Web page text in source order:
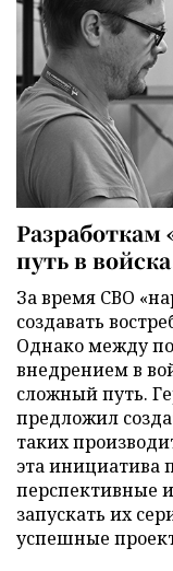
Разработкам
путь в войска
За время СВО
создавать
Однако между
внедрением в
сложный путь.
предложил
таких
эта инициатива
перспективные
запускать их
успешные